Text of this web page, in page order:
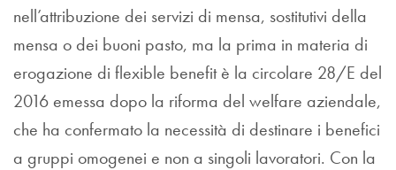
nell’attribuzione dei servizi di mensa, sostitutivi della
mensa o dei buoni pasto, ma la prima in materia di
erogazione di flexible benefit è la circolare 28/E del
2016 emessa dopo la riforma del welfare aziendale,
che ha confermato la necessità di destinare i benefici
a gruppi omogenei e non a singoli lavoratori. Con la